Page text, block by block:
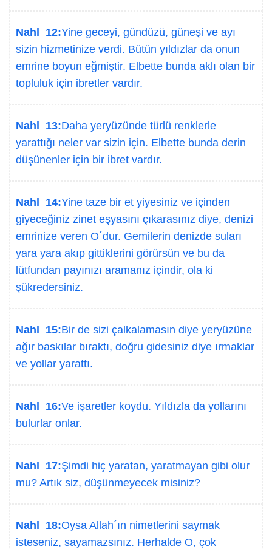
Nahl 12:Yine geceyi, gündüzü, güneşi ve ayı
sizin hizmetinize verdi. Bütün yıldızlar da onun
emrine boyun eğmiştir. Elbette bunda aklı olan bir
topluluk için ibretler vardır.
Nahl 13:Daha yeryüzünde türlü renklerle
yarattığı neler var sizin için. Elbette bunda derin
düşünenler için bir ibret vardır.
Nahl 14:Yine taze bir et yiyesiniz ve içinden
giyeceğiniz zinet eşyasını çıkarasınız diye, denizi
emrinize veren O´dur. Gemilerin denizde suları
yara yara akıp gittiklerini görürsün ve bu da
lütfundan payınızı aramanız içindir, ola ki
şükredersiniz.
Nahl 15:Bir de sizi çalkalamasın diye yeryüzüne
ağır baskılar bıraktı, doğru gidesiniz diye ırmaklar
ve yollar yarattı.
Nahl 16:Ve işaretler koydu. Yıldızla da yollarını
bulurlar onlar.
Nahl 17:Şimdi hiç yaratan, yaratmayan gibi olur
mu? Artık siz, düşünmeyecek misiniz?
Nahl 18:Oysa Allah´ın nimetlerini saymak
isteseniz, sayamazsınız. Herhalde O, çok